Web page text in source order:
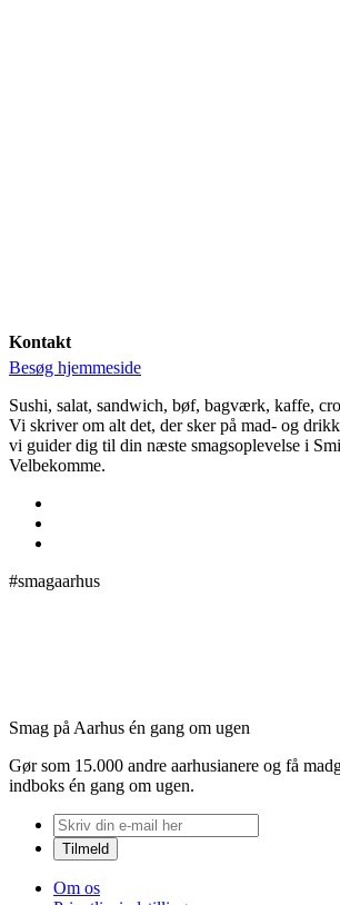
Kontakt
Besøg hjemmeside
Sushi, salat, sandwich, bøf, bagværk, kaffe,
Vi skriver om alt det, der sker på mad- og
vi guider dig til din næste smagsoplevelse i
Velbekomme.
#smagaarhus
Smag på Aarhus én gang om ugen
Gør som 15.000 andre aarhusianere og få
indboks én gang om ugen.
Om os